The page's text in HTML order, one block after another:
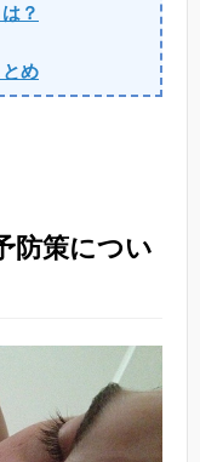
？
め
防策につい